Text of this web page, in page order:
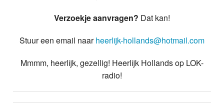
Verzoekje aanvragen? Dat kan!
Stuur een email naarheerlijk-hollands@hotmail.com
Mmmm, heerlijk, gezellig! Heerlijk Hollands op LOK-
radio!